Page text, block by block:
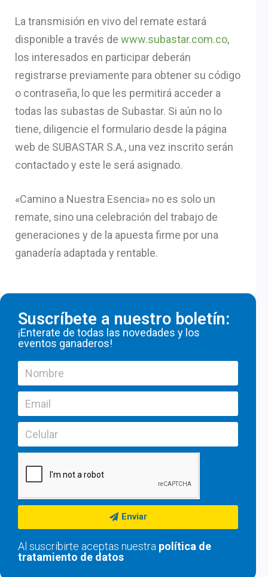
La transmisión en vivo del remate estará
disponible a través de www.subastar.com.co,
los interesados en participar deberán
registrarse previamente para obtener su código
o contraseña, lo que les permitirá acceder a
todas las subastas de Subastar. Si aún no lo
tiene, diligencie el formulario desde la página
web de SUBASTAR S.A., una vez inscrito serán
contactado y este le será asignado.
«Camino a Nuestra Esencia» no es solo un
remate, sino una celebración del trabajo de
generaciones y de la apuesta firme por una
ganadería adaptada y rentable.
Suscríbete a nuestro boletín:
¡Enterate de todas las novedades y los
eventos ganaderos!
Enviar
Al suscribirte aceptas nuestra política de
tratamiento de datos